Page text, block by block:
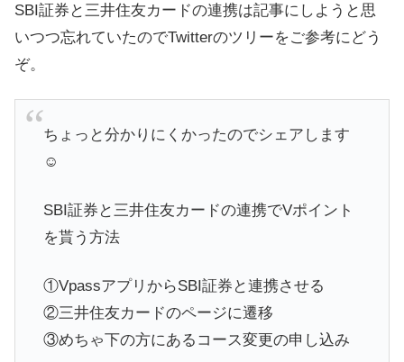
SBI証券と三井住友カードの連携は記事にしようと思
いつつ忘れていたのでTwitterのツリーをご参考にどう
ぞ。
ちょっと分かりにくかったのでシェアします
☺️
SBI証券と三井住友カードの連携でVポイント
を貰う方法
①VpassアプリからSBI証券と連携させる
②三井住友カードのページに遷移
③めちゃ下の方にあるコース変更の申し込み